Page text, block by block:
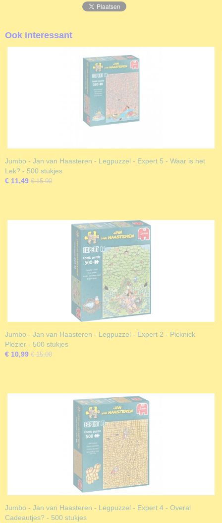
Ook interessant
Jumbo - Jan van Haasteren - Legpuzzel - Expert 5 - Waar is het
Lek? - 500 stukjes
€ 11,49 € 15,00
Jumbo - Jan van Haasteren - Legpuzzel - Expert 2 - Picknick
Plezier - 500 stukjes
€ 10,99 € 15,00
Jumbo - Jan van Haasteren - Legpuzzel - Expert 4 - Overal
Cadeautjes? - 500 stukjes